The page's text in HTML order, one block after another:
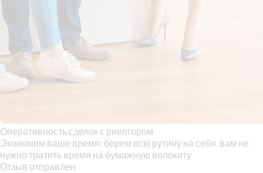
Оперативность сделок с риелтором
Экономим ваше время: берем всю рутину на себя, вам не
нужно тратить время на бумажную волокиту
Отзыв отправлен